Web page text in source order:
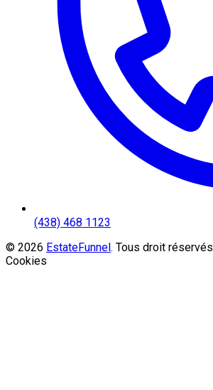
(438) 468 1123
© 2026 EstateFunnel. Tous droit réservés
Cookies